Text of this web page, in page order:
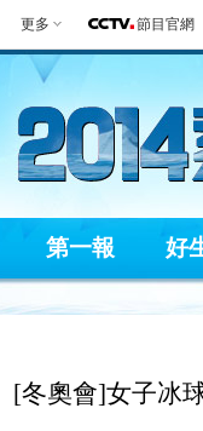
更多 節目官網
第一報 好
[冬奧會]女子冰